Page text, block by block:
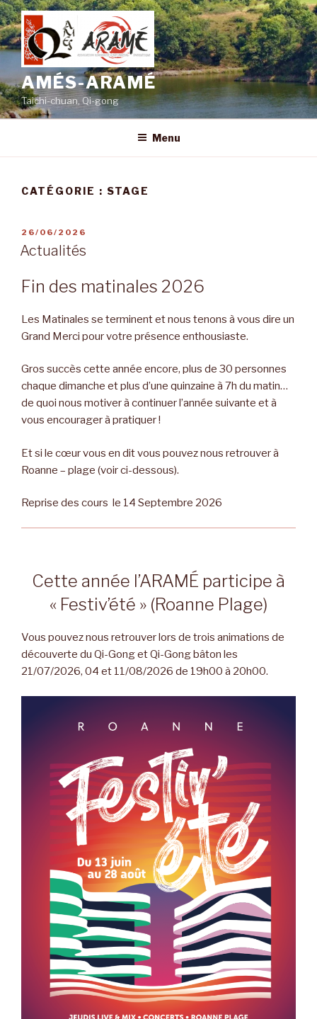
Aller
au
contenu
principal
AMÉS-ARAMÉ
Taichi-chuan, Qi-gong
Menu
CATÉGORIE : STAGE
PUBLIÉ
LE
26/06/2026
Actualités
Fin des matinales 2026
Les Matinales se terminent et nous tenons à vous dire un
Grand Merci pour votre présence enthousiaste.
Gros succès cette année encore, plus de 30 personnes
chaque dimanche et plus d’une quinzaine à 7h du matin…
de quoi nous motiver à continuer l’année suivante et à
vous encourager à pratiquer !
Et si le cœur vous en dit vous pouvez nous retrouver à
Roanne – plage (voir ci-dessous).
Reprise des cours le 14 Septembre 2026
Cette année l’ARAMÉ participe à
« Festiv’été » (Roanne Plage)
Vous pouvez nous retrouver lors de trois animations de
découverte du Qi-Gong et Qi-Gong bâton les
21/07/2026, 04 et 11/08/2026 de 19h00 à 20h00.